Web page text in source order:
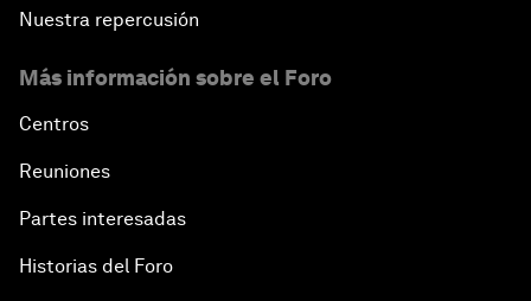
Nuestra repercusión
Más información sobre el Foro
Centros
Reuniones
Partes interesadas
Historias del Foro